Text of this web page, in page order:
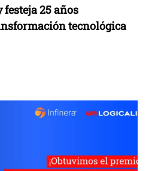
25 años
tecnológica